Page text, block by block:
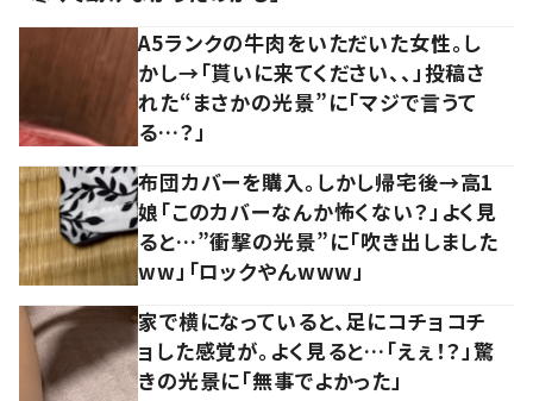
A5ランクの牛肉をいただいた女性。し
かし→「貰いに来てください、、」投稿さ
れた“まさかの光景”に「マジで言うて
る…？」
布団カバーを購入。しかし帰宅後→高1
娘「このカバーなんか怖くない？」よく見
ると…”衝撃の光景”に「吹き出しました
ww」「ロックやんwww」
家で横になっていると、足にコチョコチ
ョした感覚が。よく見ると…「えぇ！？」驚
きの光景に「無事でよかった」